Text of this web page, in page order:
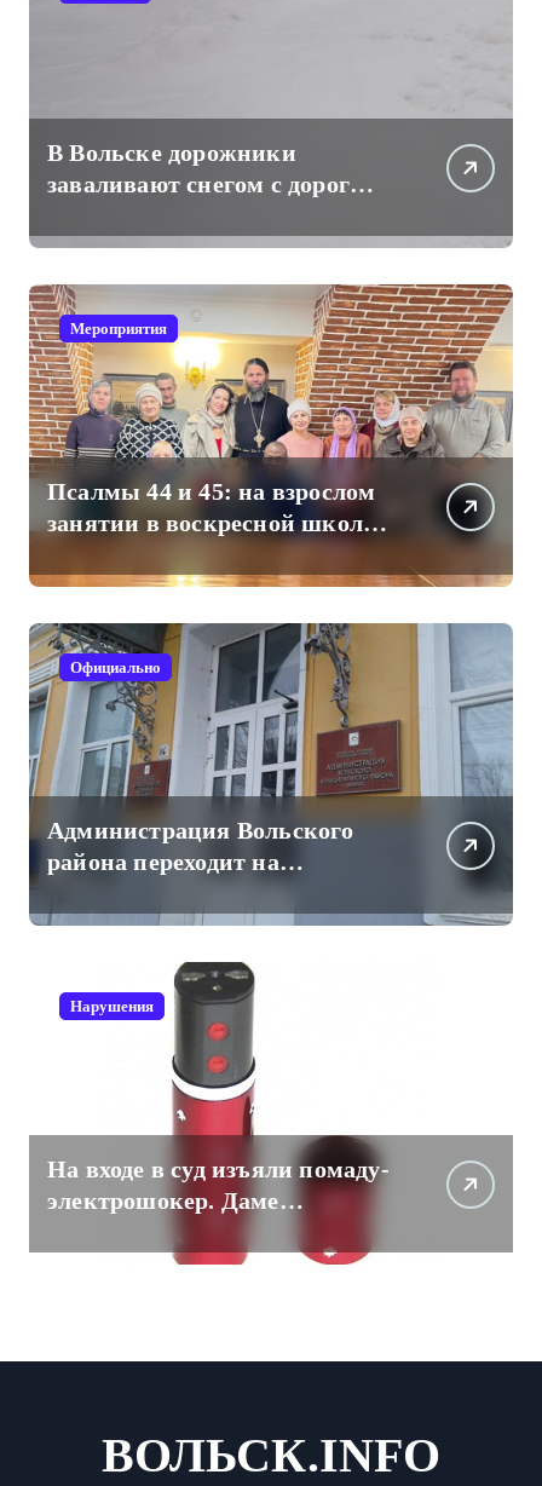
В Вольске дорожники
заваливают снегом с дорог
домам
Мероприятия
Псалмы 44 и 45: на взрослом
занятии в воскресной школе
Официально
Администрация Вольского
района переходит на
для рабочих коммуникаций
Нарушения
На входе в суд изъяли помаду-
электрошокер. Даме
ВОЛЬСК.INFO